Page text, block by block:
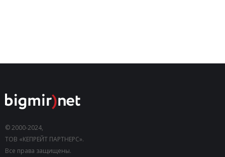
© 2000-2024,
ТОВ «КЕПРЕЙТ ПАРТНЕРС».
Все права защищены.